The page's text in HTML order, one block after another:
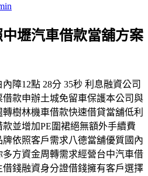
壢汽車借款當舖方案
障12點 28分 35秒 利息融資公司
款申辦土城免留車保護本公司與
樹林機車借款快速借貸當舖低利
並增加PE圍裙絕無額外手續費
依照客戶需求八德當舖優質國內
方資金周轉需求經營台中汽車借
錢融資身分證借錢擁有客戶選擇